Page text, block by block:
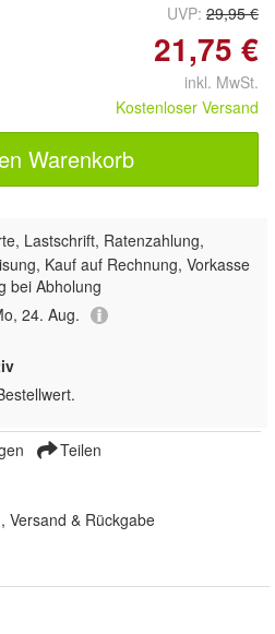
UVP: 29,95 €
21,75 €
inkl. MwSt.
Kostenloser Versand
Warenkorb
Lastschrift, Ratenzahlung,
Kauf auf Rechnung, Vorkasse
bei Abholung
24. Aug.
Teilen
Versand & Rückgabe